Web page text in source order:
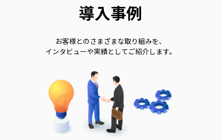
導入事例
お客様とのさまざまな取り組みを、
インタビューや実績としてご紹介します。